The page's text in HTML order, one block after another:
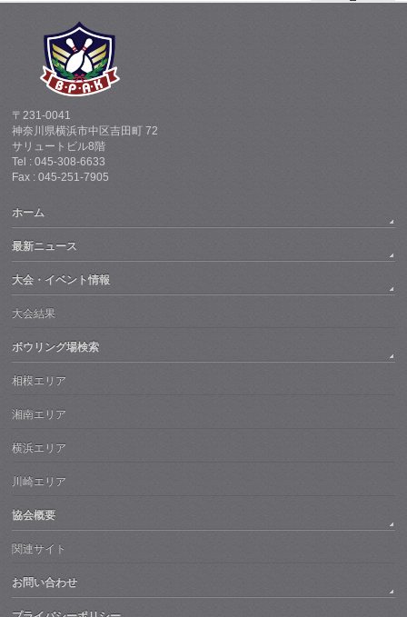
〒231-0041
神奈川県横浜市中区吉田町 72
サリュートビル8階
Tel : 045-308-6633
Fax : 045-251-7905
ホーム
最新ニュース
大会・イベント情報
大会結果
ボウリング場検索
相模エリア
湘南エリア
横浜エリア
川崎エリア
協会概要
関連サイト
お問い合わせ